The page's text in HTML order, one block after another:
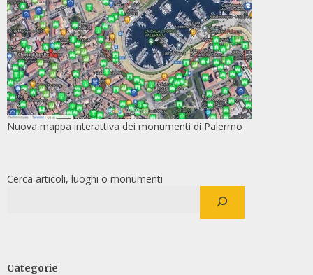
Nuova mappa interattiva dei monumenti di Palermo
Cerca articoli, luoghi o monumenti
Categorie